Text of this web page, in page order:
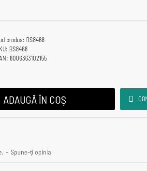
- Spune-ţi opinia
produs: BS8468
BS8468
8006363102155
ADAUGĂ ÎN COŞ